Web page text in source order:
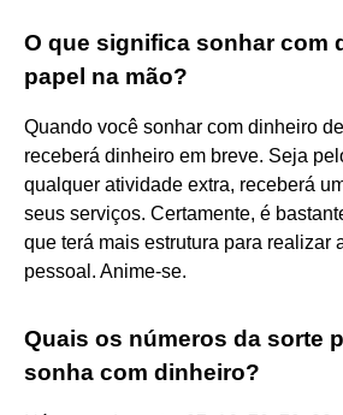
O que significa sonhar com
papel na mão?
Quando você sonhar com dinheiro
receberá dinheiro em breve. Seja
qualquer atividade extra, receberá
seus serviços. Certamente, é
que terá mais estrutura para realizar
pessoal. Anime-se.
Quais os números da sorte
sonha com dinheiro?